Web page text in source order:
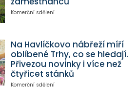
Komerční sdělení
Na Havlíčkovo nábřeží míří
oblíbené Trhy, co se hledají.
Přivezou novinky i více než
čtyřicet stánků
Komerční sdělení